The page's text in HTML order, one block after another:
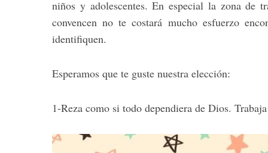
niños y adolescentes. En especial la zona de
convencen no te costará mucho esfuerzo
identifiquen.
Esperamos que te guste nuestra elección:
1-Reza como si todo dependiera de Dios.